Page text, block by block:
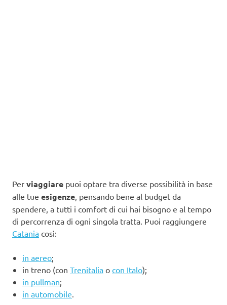
Per viaggiare puoi optare tra diverse possibilità in base
alle tue esigenze , pensando bene al budget da
spendere, a tutti i comfort di cui hai bisogno e al tempo
di percorrenza di ogni singola tratta. Puoi raggiungere
Catania così:
in aereo;
in treno (con Trenitalia o con Italo);
in pullman;
in automobile